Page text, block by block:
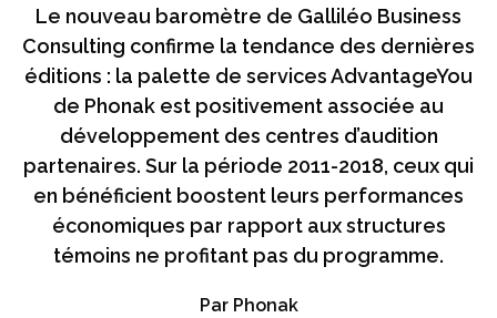
Le nouveau baromètre de Galliléo Business
Consulting confirme la tendance des dernières
éditions : la palette de services AdvantageYou
de Phonak est positivement associée au
développement des centres d’audition
partenaires. Sur la période 2011-2018, ceux qui
en bénéficient boostent leurs performances
économiques par rapport aux structures
témoins ne profitant pas du programme.
Par Phonak